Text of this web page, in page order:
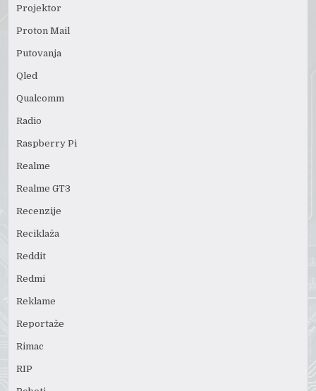
Projektor
Proton Mail
Putovanja
Qled
Qualcomm
Radio
Raspberry Pi
Realme
Realme GT3
Recenzije
Reciklaža
Reddit
Redmi
Reklame
Reportaže
Rimac
RIP